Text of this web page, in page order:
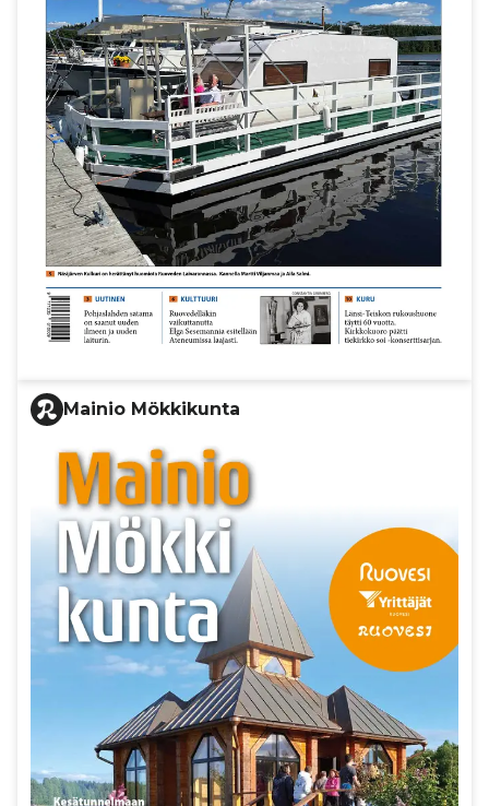
Mainio Mökkikunta